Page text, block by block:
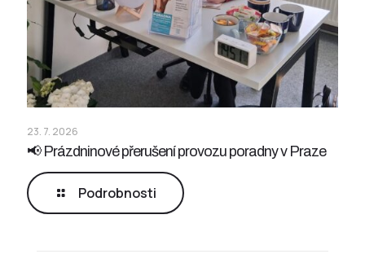
23. 7. 2026
📢 Prázdninové přerušení provozu poradny v Praze
Podrobnosti